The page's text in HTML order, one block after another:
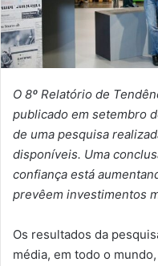
O 8º Relatório de
publicado em setembro
de uma pesquisa
disponíveis. Uma
confiança está
prevêem investimentos
Os resultados da
média, em todo o